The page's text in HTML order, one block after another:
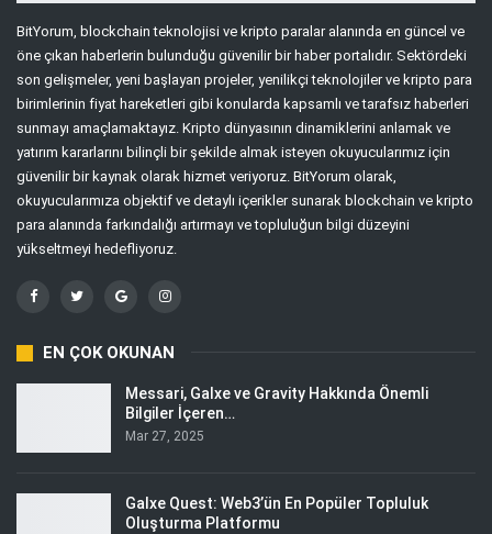
BitYorum, blockchain teknolojisi ve kripto paralar alanında en güncel ve
öne çıkan haberlerin bulunduğu güvenilir bir haber portalıdır. Sektördeki
son gelişmeler, yeni başlayan projeler, yenilikçi teknolojiler ve kripto para
birimlerinin fiyat hareketleri gibi konularda kapsamlı ve tarafsız haberleri
sunmayı amaçlamaktayız. Kripto dünyasının dinamiklerini anlamak ve
yatırım kararlarını bilinçli bir şekilde almak isteyen okuyucularımız için
güvenilir bir kaynak olarak hizmet veriyoruz. BitYorum olarak,
okuyucularımıza objektif ve detaylı içerikler sunarak blockchain ve kripto
para alanında farkındalığı artırmayı ve topluluğun bilgi düzeyini
yükseltmeyi hedefliyoruz.
EN ÇOK OKUNAN
Messari, Galxe ve Gravity Hakkında Önemli
Bilgiler İçeren…
Mar 27, 2025
Galxe Quest: Web3’ün En Popüler Topluluk
Oluşturma Platformu